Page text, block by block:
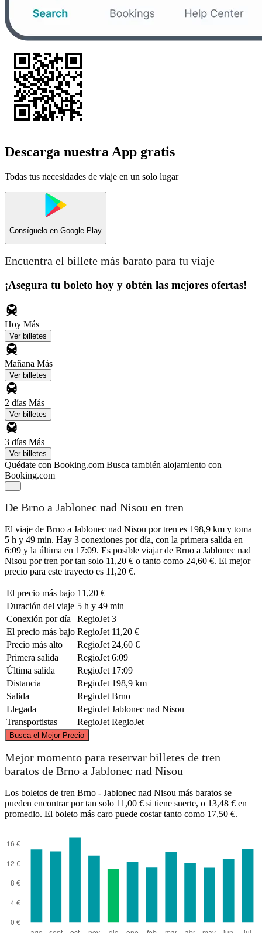
Descarga nuestra App gratis
Todas tus necesidades de viaje en un solo lugar
Consíguelo en Google Play
Encuentra el billete más barato para tu viaje
¡Asegura tu boleto hoy y obtén las mejores ofertas!
Hoy Más
Ver billetes
Mañana Más
Ver billetes
2 días Más
Ver billetes
3 días Más
Ver billetes
Quédate con Booking.com Busca también alojamiento con
Booking.com
De Brno a Jablonec nad Nisou en tren
El viaje de Brno a Jablonec nad Nisou por tren es 198,9 km y toma
5 h y 49 min. Hay 3 conexiones por día, con la primera salida en
6:09 y la última en 17:09. Es posible viajar de Brno a Jablonec nad
Nisou por tren por tan solo 11,20 € o tanto como 24,60 €. El mejor
precio para este trayecto es 11,20 €.
El precio más bajo 11,20 €
Duración del viaje 5 h y 49 min
Conexión por día
RegioJet 3
El precio más bajo RegioJet 11,20 €
Precio más alto
RegioJet 24,60 €
Primera salida
RegioJet 6:09
Última salida
RegioJet 17:09
Distancia
RegioJet 198,9 km
Salida
RegioJet Brno
Llegada
RegioJet Jablonec nad Nisou
Transportistas
RegioJet RegioJet
Busca el Mejor Precio
©CARTO
Mejor momento para reservar billetes de tren
baratos de Brno a Jablonec nad Nisou
Los boletos de tren Brno - Jablonec nad Nisou más baratos se
pueden encontrar por tan solo 11,00 € si tiene suerte, o 13,48 € en
promedio. El boleto más caro puede costar tanto como 17,50 €.